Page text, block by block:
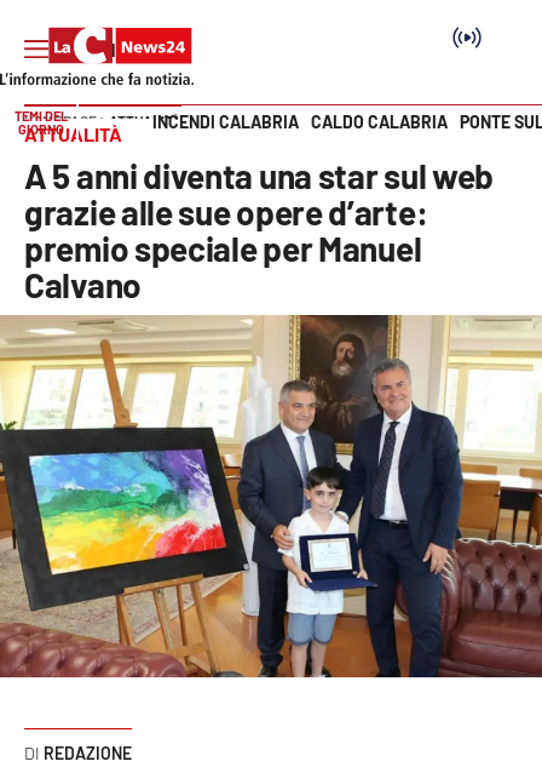
SEZIONI
Cronaca
Politica
Attualità
Economia e lavoro
Italia Mondo
Sanità
Sport
Cultura
Podcast
Vai
TEMI DEL
GIORNO
INCENDI CALABRIA CALDO CALABRIA PONTE
HOME PAGE ATTUALITÀ
ATTUALITÀ
A 5 anni diventa una star sul web
grazie alle sue opere d’arte:
premio speciale per Manuel
Calvano
REDAZIONE